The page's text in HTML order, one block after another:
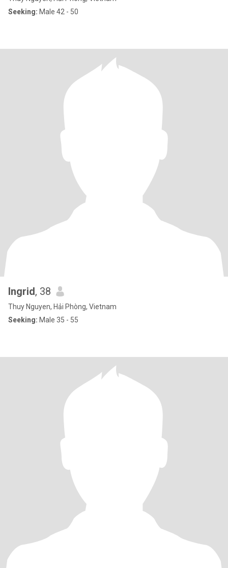
Seeking: Male 42 - 50
Ingrid, 38
Thuy Nguyen, Hải Phòng, Vietnam
Seeking: Male 35 - 55